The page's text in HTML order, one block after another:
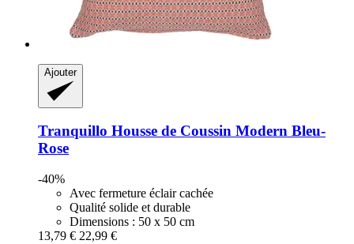
Ajouter
Tranquillo Housse de Coussin Modern Bleu-​
Rose
-40%
Avec fermeture éclair cachée
Qualité solide et durable
Dimensions : 50 x 50 cm
13,79 € 22,99 €